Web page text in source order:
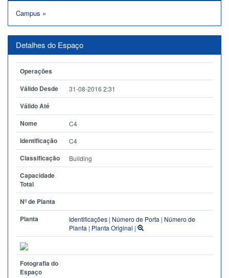
Campus »
Detalhes do Espaço
Operações
Válido Desde
31-08-2016 2:31
Válido Até
Nome
C4
Identificação C4
Classificação Building
Capacidade
Total
Nº de Planta
Planta
Identificações | Número de Porta | Número de
Planta | Planta Original |
Fotografia do
Espaço